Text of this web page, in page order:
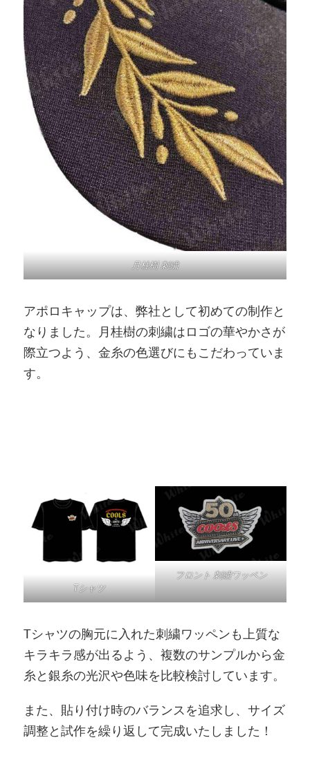
月桂樹 刺繍
アポロキャップは、弊社として初めての制作と
なりました。月桂樹の刺繍はロゴの華やかさが
際立つよう、金糸の色選びにもこだわっていま
す。
Tシャツ
フロント 刺繍ワッペン
Tシャツの胸元に入れた刺繍ワッペンも上質な
キラキラ感が出るよう、複数のサンプルから金
糸と銀糸の光沢や色味を比較検討しています。
また、貼り付け時のバランスを追求し、サイズ
調整と試作を繰り返して完成いたしました！